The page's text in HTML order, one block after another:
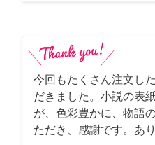
今回もたくさん注文し
だきました。小説の表
が、色彩豊かに、物語
ただき、感謝です。あ